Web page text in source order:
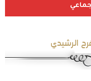
الرشيدي